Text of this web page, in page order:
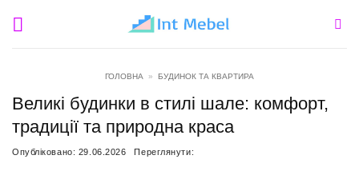
ГОЛОВНА » БУДИНОК ТА КВАРТИРА
Великі будинки в стилі шале: комфорт,
традиції та природна краса
Опубліковано: 29.06.2026 Переглянути: